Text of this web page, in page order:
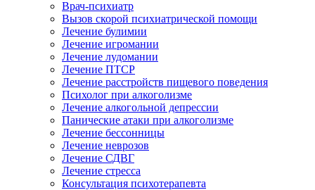
Врач-психиатр
Вызов скорой психиатрической помощи
Лечение булимии
Лечение игромании
Лечение лудомании
Лечение ПТСР
Лечение расстройств пищевого поведения
Психолог при алкоголизме
Лечение алкогольной депрессии
Панические атаки при алкоголизме
Лечение бессонницы
Лечение неврозов
Лечение СДВГ
Лечение стресса
Консультация психотерапевта